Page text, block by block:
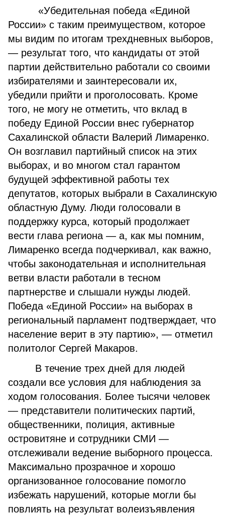
«Убедительная победа «Единой
России» с таким преимуществом, которое
мы видим по итогам трехдневных выборов,
— результат того, что кандидаты от этой
партии действительно работали со своими
избирателями и заинтересовали их,
убедили прийти и проголосовать. Кроме
того, не могу не отметить, что вклад в
победу Единой России внес губернатор
Сахалинской области Валерий Лимаренко.
Он возглавил партийный список на этих
выборах, и во многом стал гарантом
будущей эффективной работы тех
депутатов, которых выбрали в Сахалинскую
областную Думу. Люди голосовали в
поддержку курса, который продолжает
вести глава региона — а, как мы помним,
Лимаренко всегда подчеркивал, как важно,
чтобы законодательная и исполнительная
ветви власти работали в тесном
партнерстве и слышали нужды людей.
Победа «Единой России» на выборах в
региональный парламент подтверждает, что
население верит в эту партию», — отметил
политолог Сергей Макаров.
В течение трех дней для людей
создали все условия для наблюдения за
ходом голосования. Более тысячи человек
— представители политических партий,
общественники, полиция, активные
островитяне и сотрудники СМИ —
отслеживали ведение выборного процесса.
Максимально прозрачное и хорошо
организованное голосование помогло
избежать нарушений, которые могли бы
повлиять на результат волеизъявления